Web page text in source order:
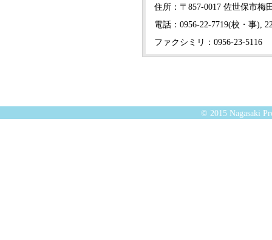
住所：〒857-0017 佐世保市梅
電話：0956-22-7719(校・事),
ファクシミリ：0956-23-5116
© 2015 Nagasaki